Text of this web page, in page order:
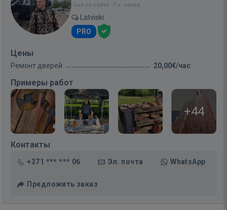
Был на сайте: 7 ч. назад
Latviski
PRO
Цены
Ремонт дверей 20,00€/час
Примеры работ
+44
Контакты
+371 *** *** 06 Эл. почта WhatsApp
Предложить заказ